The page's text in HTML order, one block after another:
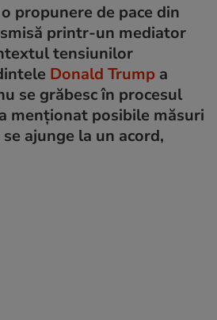
propunere de pace din
printr-un mediator
tensiunilor
Donald Trump a
se grăbesc în procesul
menționat posibile măsuri
ajunge la un acord,